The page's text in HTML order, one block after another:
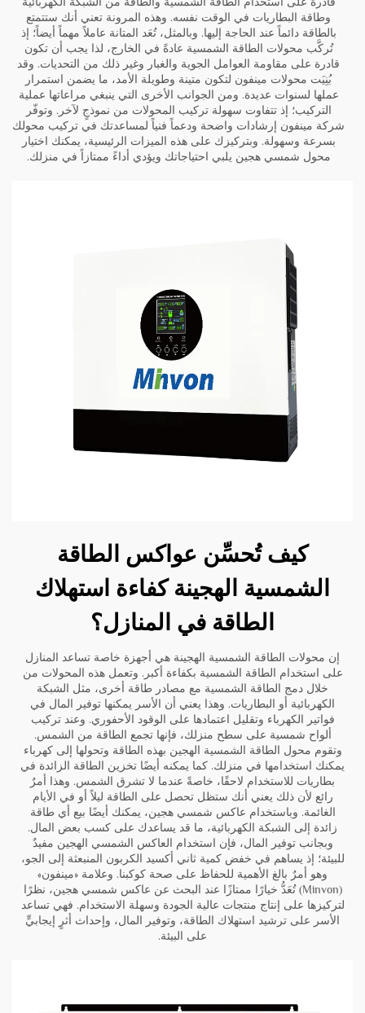
وطاقة البطاريات في الوقت نفسه. وهذه المرونة تعني أنك ستتمتع
بالطاقة دائماً عند الحاجة إليها. وبالمثل، تُعَد المتانة عاملاً مهماً أيضاً؛ إذ
تُركَّب محولات الطاقة الشمسية عادةً في الخارج، لذا يجب أن تكون
قادرة على مقاومة العوامل الجوية والغبار وغير ذلك من التحديات. وقد
بُنِيَت محولات مينفون لتكون متينة وطويلة الأمد، ما يضمن استمرار
عملها لسنوات عديدة. ومن الجوانب الأخرى التي ينبغي مراعاتها عملية
التركيب؛ إذ تتفاوت سهولة تركيب المحولات من نموذجٍ لآخر. وتوفّر
شركة مينفون إرشادات واضحة ودعماً فنياً لمساعدتك في تركيب محولك
بسرعة وسهولة. وبتركيزك على هذه الميزات الرئيسية، يمكنك اختيار
محول شمسي هجين يلبي احتياجاتك ويؤدي أداءً ممتازاً في منزلك.
كيف تُحسِّن عواكس الطاقة
الشمسية الهجينة كفاءة استهلاك
الطاقة في المنازل؟
إن محولات الطاقة الشمسية الهجينة هي أجهزة خاصة تساعد المنازل
على استخدام الطاقة الشمسية بكفاءة أكبر. وتعمل هذه المحولات من
خلال دمج الطاقة الشمسية مع مصادر طاقة أخرى، مثل الشبكة
الكهربائية أو البطاريات. وهذا يعني أن الأسر يمكنها توفير المال في
فواتير الكهرباء وتقليل اعتمادها على الوقود الأحفوري. وعند تركيب
ألواح شمسية على سطح منزلك، فإنها تجمع الطاقة من الشمس.
وتقوم محول الطاقة الشمسية الهجين بهذه الطاقة وتحولها إلى كهرباء
يمكنك استخدامها في منزلك. كما يمكنه أيضًا تخزين الطاقة الزائدة في
بطاريات للاستخدام لاحقًا، خاصةً عندما لا تشرق الشمس. وهذا أمرٌ
رائع لأن ذلك يعني أنك ستظل تحصل على الطاقة ليلاً أو في الأيام
الغائمة. وباستخدام عاكس شمسي هجين، يمكنك أيضًا بيع أي طاقة
زائدة إلى الشبكة الكهربائية، ما قد يساعدك على كسب بعض المال.
وبجانب توفير المال، فإن استخدام العاكس الشمسي الهجين مفيدٌ
للبيئة؛ إذ يساهم في خفض كمية ثاني أكسيد الكربون المنبعثة إلى الجو،
وهو أمرٌ بالغ الأهمية للحفاظ على صحة كوكبنا. وعلامة «مينفون»
(Minvon) تُعَدُّ خيارًا ممتازًا عند البحث عن عاكس شمسي هجين، نظرًا
لتركيزها على إنتاج منتجات عالية الجودة وسهلة الاستخدام. فهي تساعد
الأسر على ترشيد استهلاك الطاقة، وتوفير المال، وإحداث أثرٍ إيجابيٍّ
على البيئة.